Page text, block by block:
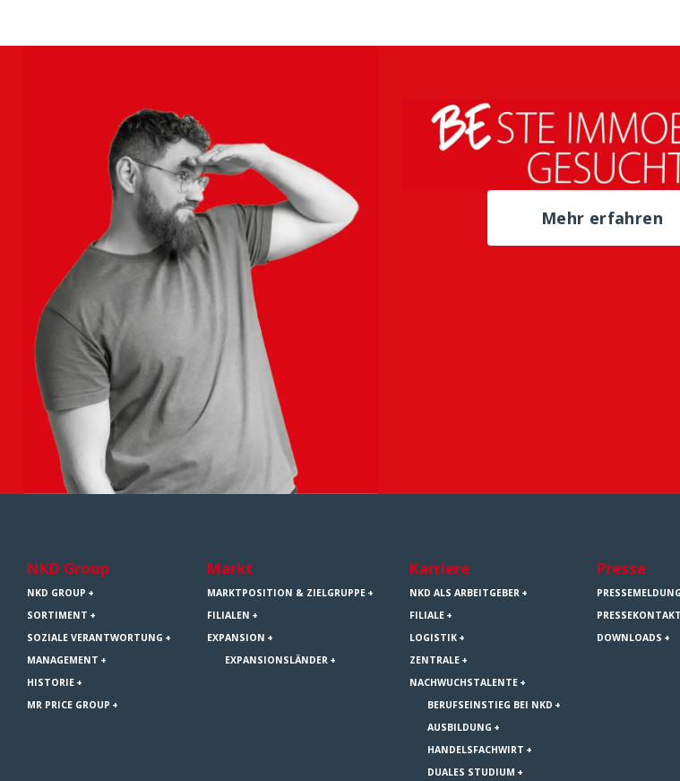
Mehr erfahren
NKD Group
NKD GROUP
SORTIMENT
SOZIALE VERANTWORTUNG
MANAGEMENT
HISTORIE
MR PRICE GROUP
Markt
MARKTPOSITION & ZIELGRUPPE
FILIALEN
EXPANSION
EXPANSIONSLÄNDER
Karriere
NKD ALS ARBEITGEBER
FILIALE
LOGISTIK
ZENTRALE
NACHWUCHSTALENTE
BERUFSEINSTIEG BEI NKD
AUSBILDUNG
HANDELSFACHWIRT
DUALES STUDIUM
Presse
PRESSEKONTAKT
DOWNLOADS